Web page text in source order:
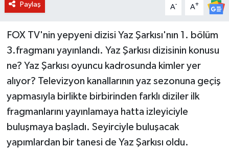
Paylaş A- A+
FOX TV'nin yepyeni dizisi Yaz Şarkısı'nın 1. bölüm
3.fragmanı yayınlandı. Yaz Şarkısı dizisinin konusu
ne? Yaz Şarkısı oyuncu kadrosunda kimler yer
alıyor? Televizyon kanallarının yaz sezonuna geçiş
yapmasıyla birlikte birbirinden farklı diziler ilk
fragmanlarını yayınlamaya hatta izleyiciyle
buluşmaya başladı. Seyirciyle buluşacak
yapımlardan bir tanesi de Yaz Şarkısı oldu.